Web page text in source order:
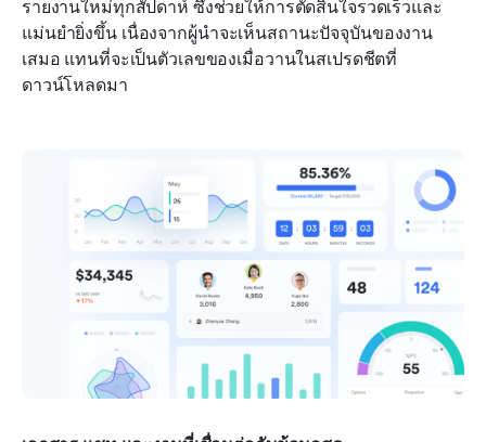
รายงานใหม่ทุกสัปดาห์ ซึ่งช่วยให้การตัดสินใจรวดเร็วและ
แม่นยำยิ่งขึ้น เนื่องจากผู้นำจะเห็นสถานะปัจจุบันของงาน
เสมอ แทนที่จะเป็นตัวเลขของเมื่อวานในสเปรดชีตที่
ดาวน์โหลดมา